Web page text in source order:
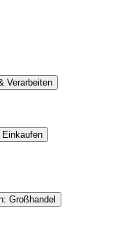
Verarbeiten
Großhandel